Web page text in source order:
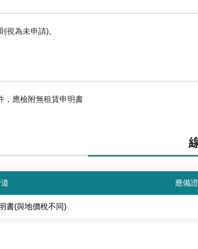
視為未申請)。
，應檢附無租賃申明書
應備
書(與地價稅不同)